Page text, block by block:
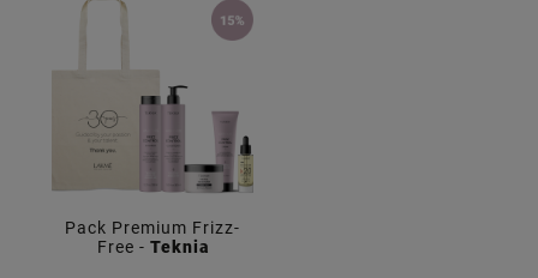
Pack Premium Frizz-
Free - Teknia